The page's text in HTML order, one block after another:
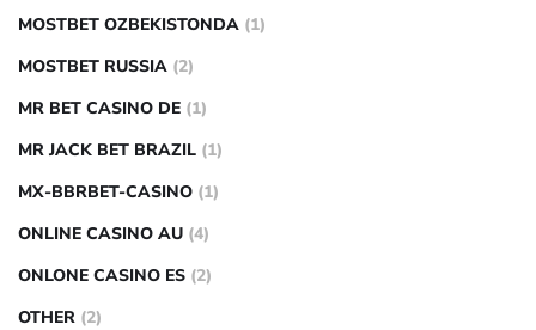
MOSTBET OZBEKISTONDA (1)
MOSTBET RUSSIA (2)
MR BET CASINO DE (1)
MR JACK BET BRAZIL (1)
MX-BBRBET-CASINO (1)
ONLINE CASINO AU (4)
ONLONE CASINO ES (2)
OTHER (2)